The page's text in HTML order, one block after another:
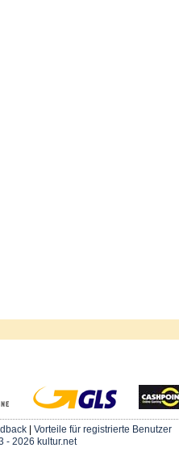
| Vorteile für registrierte Benutzer
- 2026 kultur.net